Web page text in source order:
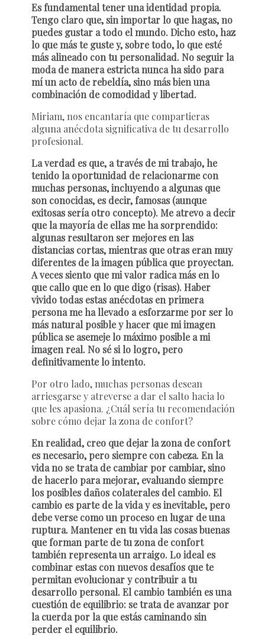
Es fundamental tener una identidad propia.
Tengo claro que, sin importar lo que hagas, no
puedes gustar a todo el mundo. Dicho esto, haz
lo que más te guste y, sobre todo, lo que esté
más alineado con tu personalidad. No seguir la
moda de manera estricta nunca ha sido para
mí un acto de rebeldía, sino más bien una
combinación de comodidad y libertad.
Miriam, nos encantaría que compartieras
alguna anécdota significativa de tu desarrollo
profesional.
La verdad es que, a través de mi trabajo, he
tenido la oportunidad de relacionarme con
muchas personas, incluyendo a algunas que
son conocidas, es decir, famosas (aunque
exitosas sería otro concepto). Me atrevo a decir
que la mayoría de ellas me ha sorprendido:
algunas resultaron ser mejores en las
distancias cortas, mientras que otras eran muy
diferentes de la imagen pública que proyectan.
A veces siento que mi valor radica más en lo
que callo que en lo que digo (risas). Haber
vivido todas estas anécdotas en primera
persona me ha llevado a esforzarme por ser lo
más natural posible y hacer que mi imagen
pública se asemeje lo máximo posible a mi
imagen real. No sé si lo logro, pero
definitivamente lo intento.
Por otro lado, muchas personas desean
arriesgarse y atreverse a dar el salto hacia lo
que les apasiona. ¿Cuál sería tu recomendación
sobre cómo dejar la zona de confort?
En realidad, creo que dejar la zona de confort
es necesario, pero siempre con cabeza. En la
vida no se trata de cambiar por cambiar, sino
de hacerlo para mejorar, evaluando siempre
los posibles daños colaterales del cambio. El
cambio es parte de la vida y es inevitable, pero
debe verse como un proceso en lugar de una
ruptura. Mantener en tu vida las cosas buenas
que forman parte de tu zona de confort
también representa un arraigo. Lo ideal es
combinar estas con nuevos desafíos que te
permitan evolucionar y contribuir a tu
desarrollo personal. El cambio también es una
cuestión de equilibrio: se trata de avanzar por
la cuerda por la que estás caminando sin
perder el equilibrio.